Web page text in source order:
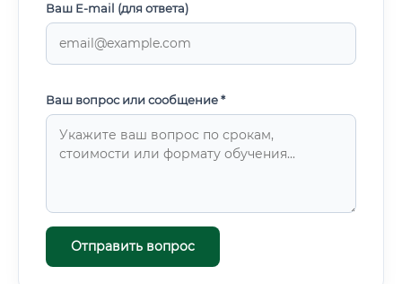
Ваш E-mail (для ответа)
Ваш вопрос или сообщение *
Отправить вопрос